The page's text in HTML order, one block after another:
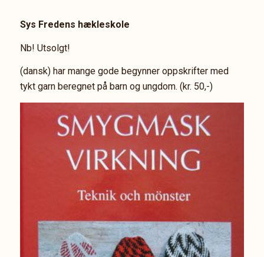
Sys Fredens hækleskole
Nb! Utsolgt!
(dansk) har mange gode begynner oppskrifter med
tykt garn beregnet på barn og ungdom. (kr. 50,-)